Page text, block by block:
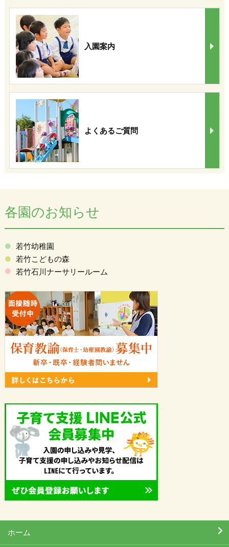
入園案内
よくあるご質問
各園のお知らせ
若竹幼稚園
若竹こどもの森
若竹石川ナーサリールーム
ホーム